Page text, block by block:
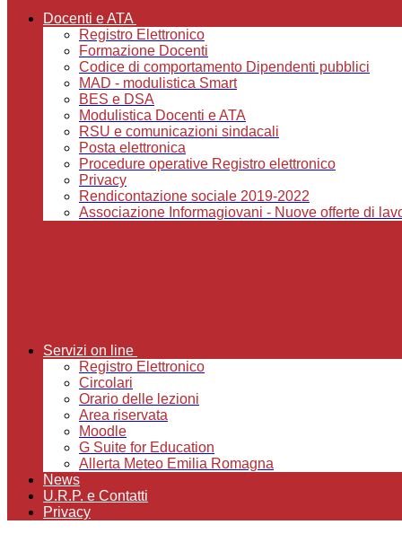
Docenti e ATA
Registro Elettronico
Formazione Docenti
Codice di comportamento Dipendenti pubblici
MAD - modulistica Smart
BES e DSA
Modulistica Docenti e ATA
RSU e comunicazioni sindacali
Posta elettronica
Procedure operative Registro elettronico
Privacy
Rendicontazione sociale 2019-2022
Associazione Informagiovani - Nuove offerte di
Servizi on line
Registro Elettronico
Circolari
Orario delle lezioni
Area riservata
Moodle
G Suite for Education
Allerta Meteo Emilia Romagna
News
U.R.P. e Contatti
Privacy